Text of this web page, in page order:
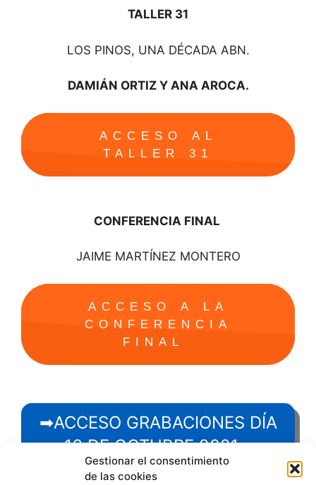
Gestionar el consentimiento
de las cookies
TALLER 31
LOS PINOS, UNA DÉCADA ABN.
DAMIÁN ORTIZ Y ANA AROCA.
ACCESO AL
TALLER 31
CONFERENCIA FINAL
JAIME MARTÍNEZ MONTERO
ACCESO A LA
CONFERENCIA
FINAL
➡ACCESO GRABACIONES DÍA
16 DE OCTUBRE 2021⬅